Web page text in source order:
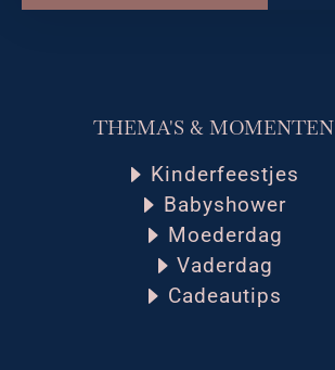
THEMA'S & MOMENTEN
Kinderfeestjes
Babyshower
Moederdag
Vaderdag
Cadeautips